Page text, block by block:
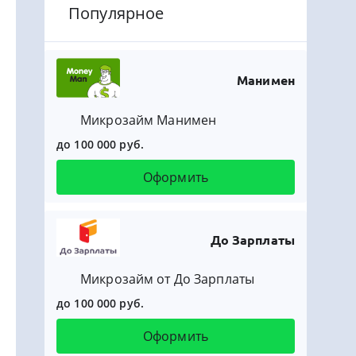
Популярное
Манимен
Микрозайм Манимен
до 100 000 руб.
Оформить
До Зарплаты
Микрозайм от До Зарплаты
до 100 000 руб.
Оформить